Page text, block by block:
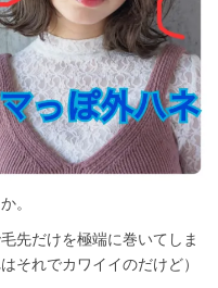
。
先だけを極端に巻いてしま
それでカワイイのだけど）